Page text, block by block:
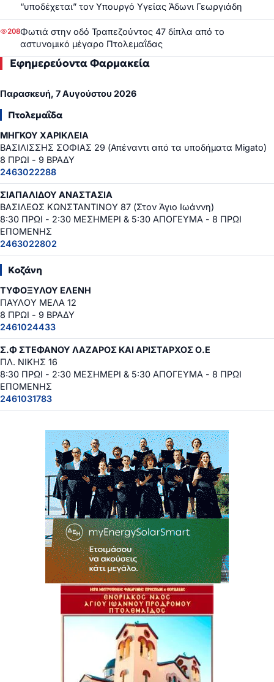
“υποδέχεται” τον Υπουργό Υγείας Άδωνι Γεωργιάδη
208Φωτιά στην οδό Τραπεζούντος 47 δίπλα από το
αστυνομικό μέγαρο Πτολεμαΐδας
Εφημερεύοντα Φαρμακεία
Παρασκευή, 7 Αυγούστου 2026
Πτολεμαΐδα
ΜΗΓΚΟΥ ΧΑΡΙΚΛΕΙΑ
ΒΑΣΙΛΙΣΣΗΣ ΣΟΦΙΑΣ 29 (Απέναντι από τα υποδήματα Migato)
8 ΠΡΩΙ - 9 ΒΡΑΔΥ
2463022288
ΣΙΑΠΑΛΙΔΟΥ ΑΝΑΣΤΑΣΙΑ
ΒΑΣΙΛΕΩΣ ΚΩΝΣΤΑΝΤΙΝΟΥ 87 (Στον Άγιο Ιωάννη)
8:30 ΠΡΩΙ - 2:30 ΜΕΣΗΜΕΡΙ & 5:30 ΑΠΟΓΕΥΜΑ - 8 ΠΡΩΙ
ΕΠΟΜΕΝΗΣ
2463022802
Κοζάνη
ΤΥΦΟΞΥΛΟΥ ΕΛΕΝΗ
ΠΑΥΛΟΥ ΜΕΛΑ 12
8 ΠΡΩΙ - 9 ΒΡΑΔΥ
2461024433
Σ.Φ ΣΤΕΦΑΝΟΥ ΛΑΖΑΡΟΣ ΚΑΙ ΑΡΙΣΤΑΡΧΟΣ Ο.Ε
ΠΛ. ΝΙΚΗΣ 16
8:30 ΠΡΩΙ - 2:30 ΜΕΣΗΜΕΡΙ & 5:30 ΑΠΟΓΕΥΜΑ - 8 ΠΡΩΙ
ΕΠΟΜΕΝΗΣ
2461031783